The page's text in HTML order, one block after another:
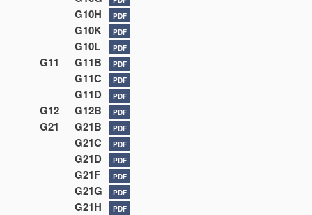
G10H PDF
G10K PDF
G10L PDF
G11 G11B PDF
G11C PDF
G11D PDF
G12 G12B PDF
G21 G21B PDF
G21C PDF
G21D PDF
G21F PDF
G21G PDF
G21H PDF